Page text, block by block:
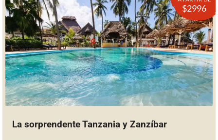
$2996
La sorprendente Tanzania y Zanzíbar